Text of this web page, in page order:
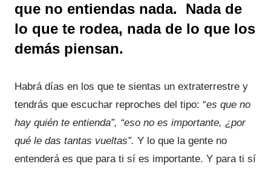
que no entiendas nada. Nada de
lo que te rodea, nada de lo que los
demás piensan.
Habrá días en los que te sientas un extraterrestre y
tendrás que escuchar reproches del tipo: “es que no
hay quién te entienda”, “eso no es importante, ¿por
qué le das tantas vueltas”. Y lo que la gente no
entenderá es que para ti sí es importante. Y para ti sí